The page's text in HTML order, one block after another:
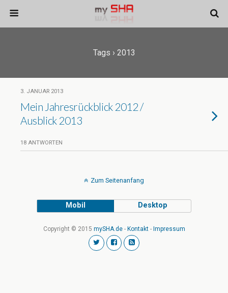
Tags › 2013
3. JANUAR 2013
Mein Jahresrückblick 2012 /
Ausblick 2013
18 ANTWORTEN
Zum Seitenanfang
Mobil Desktop
Copyright © 2015 mySHA.de- Kontakt- Impressum